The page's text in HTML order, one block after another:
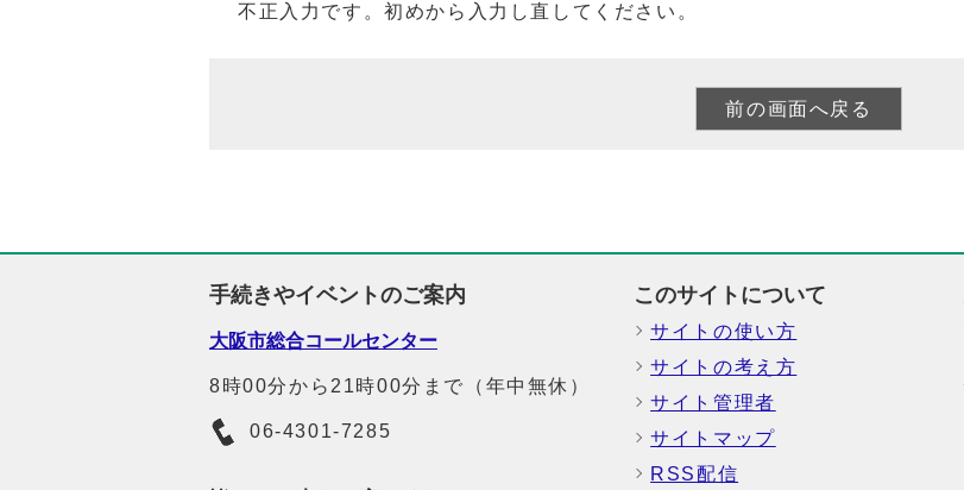
不正入力です。初めから入力し直してください。
手続きやイベントのご案内
大阪市総合コールセンター
8時00分から21時00分まで（年中無休）
06-4301-7285
このサイトについて
サイトの使い方
サイトの考え方
サイト管理者
サイトマップ
RSS配信